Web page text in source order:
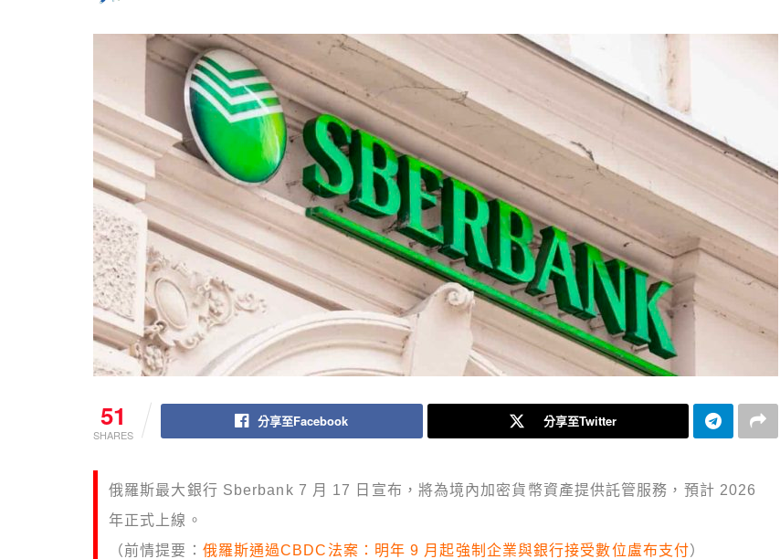
51
SHARES
分享至Facebook 分享至Twitter
俄羅斯最大銀行 Sberbank 7 月 17 日宣布，將為境內加密貨幣資產提供託管服務，預計 2026
年正式上線。
（前情提要： 俄羅斯通過CBDC法案：明年 9 月起強制企業與銀行接受數位盧布支付）